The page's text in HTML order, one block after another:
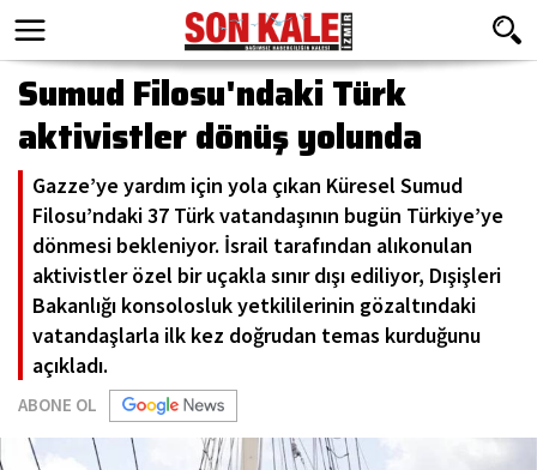
Sumud Filosu'ndaki Türk
aktivistler dönüş yolunda
Gazze’ye yardım için yola çıkan Küresel Sumud
Filosu’ndaki 37 Türk vatandaşının bugün Türkiye’ye
dönmesi bekleniyor. İsrail tarafından alıkonulan
aktivistler özel bir uçakla sınır dışı ediliyor, Dışişleri
Bakanlığı konsolosluk yetkililerinin gözaltındaki
vatandaşlarla ilk kez doğrudan temas kurduğunu
açıkladı.
ABONE OL